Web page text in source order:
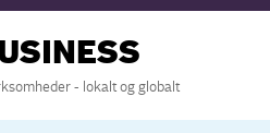
- lokalt og globalt